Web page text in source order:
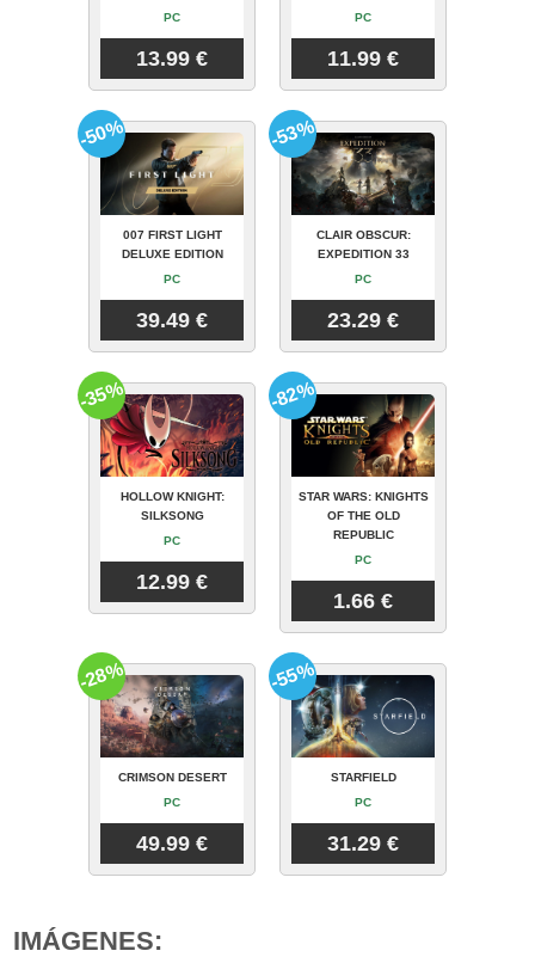
PC
13.99 €
PC
11.99 €
007 FIRST LIGHT
DELUXE EDITION
PC
39.49 €
-50%
CLAIR OBSCUR:
EXPEDITION 33
PC
23.29 €
-53%
HOLLOW KNIGHT:
SILKSONG
PC
12.99 €
-35%
STAR WARS: KNIGHTS
OF THE OLD
REPUBLIC
PC
1.66 €
-82%
CRIMSON DESERT
PC
49.99 €
-28%
STARFIELD
PC
31.29 €
-55%
IMÁGENES: